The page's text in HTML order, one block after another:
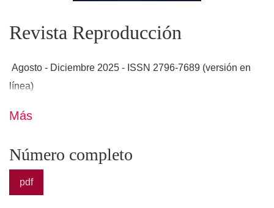
Revista Reproducción
Agosto - Diciembre 2025 - ISSN 2796-7689 (versión en
línea)
Más
Número completo
pdf